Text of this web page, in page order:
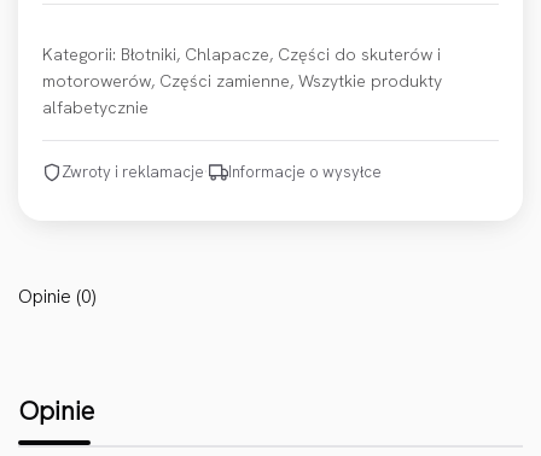
Kategorii: Błotniki, Chlapacze, Części do skuterów i
motorowerów, Części zamienne, Wszytkie produkty
alfabetycznie
Zwroty i reklamacje· Informacje o wysyłce
Opinie (0)
Opinie